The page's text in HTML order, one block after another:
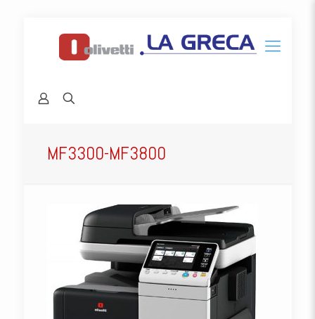
MF3300-MF3800